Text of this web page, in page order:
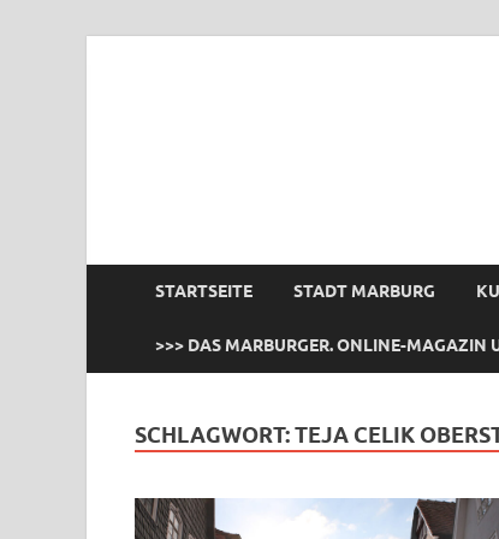
STARTSEITE STADT MARBURG
>>> DAS MARBURGER. ONLINE-MAGAZIN
SCHLAGWORT:TEJA CELIK